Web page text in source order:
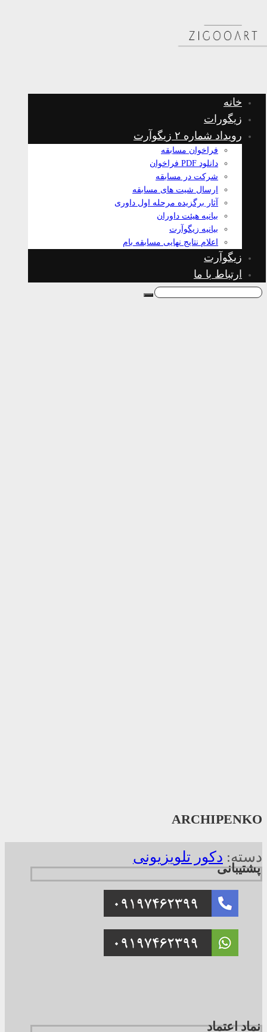
خانه
زیگورات
رویداد شماره ۲ زیگوآرت
فراخوان مسابقه
دانلود PDF فراخوان
شرکت در مسابقه
ارسال شیت های مسابقه
آثار برگزیده مرحله اول داوری
بیانیه هیئت داوران
بیانیه زیگوآرت
اعلام نتایج نهایی مسابقه بام
زیگوآرت
ارتباط با ما
ARCHIPENKO
دسته: دکور تلویزیونی
پشتیبانی
نماد اعتماد